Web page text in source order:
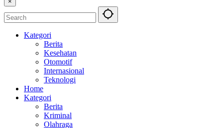
Kategori
Berita
Kesehatan
Otomotif
Internasional
Teknologi
Home
Kategori
Berita
Kriminal
Olahraga